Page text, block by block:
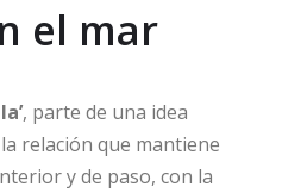
el mar
, parte de una idea
relación que mantiene
y de paso, con la